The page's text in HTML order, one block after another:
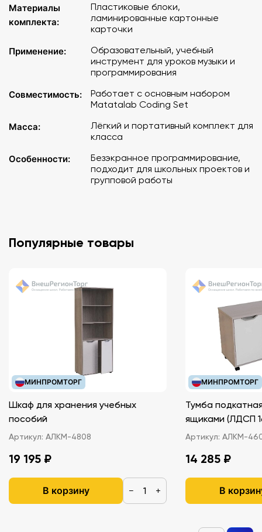
Материалы
комплекта:
Пластиковые блоки,
ламинированные картонные
карточки
Применение:
Образовательный, учебный
инструмент для уроков музыки и
программирования
Совместимость:
Работает с основным набором
Matatalab Coding Set
Масса:
Лёгкий и портативный комплект для
класса
Особенности:
Безэкранное программирование,
подходит для школьных проектов и
групповой работы
Популярные товары
МИНПРОМТОРГ
Шкаф для хранения учебных
пособий
Артикул: АЛКМ-4808
19 195 ₽
В корзину − +
МИНПРОМТОРГ
Тумба
ящиками
Артикул: АЛКМ-
14 285 ₽
В